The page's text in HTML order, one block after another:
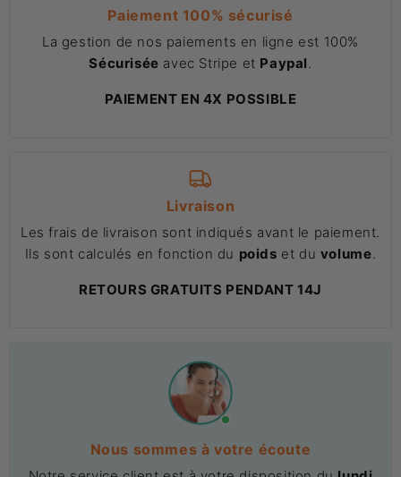
Paiement 100% sécurisé
La gestion de nos paiements en ligne est 100%
Sécurisée avec Stripe et Paypal
PAIEMENT EN 4X POSSIBLE
Livraison
Les frais de livraison sont indiqués avant le paiement.
Ils sont calculés en fonction du poids et du volume
RETOURS GRATUITS PENDANT 14J
Nous sommes à votre écoute